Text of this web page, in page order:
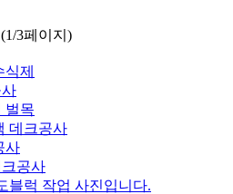
3페이지)
제
벌목
데크공사
사
공사
블럭 작업 사진입니다.